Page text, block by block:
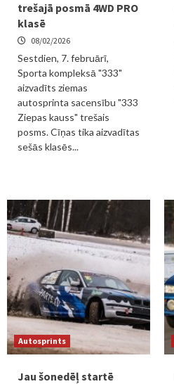
trešajā posmā 4WD PRO
klasē
08/02/2026
Sestdien, 7. februārī,
Sporta kompleksā "333"
aizvadīts ziemas
autosprinta sacensību "333
Ziepas kauss" trešais
posms. Cīņas tika aizvadītas
sešās klasēs...
Autosprints
Jau šonedēļ startē